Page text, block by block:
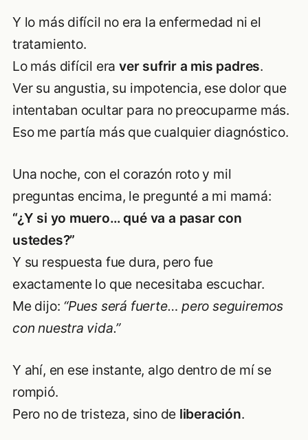
Y lo más difícil no era la enfermedad ni el
tratamiento.
Lo más difícil era ver sufrir a mis padres.
Ver su angustia, su impotencia, ese dolor que
intentaban ocultar para no preocuparme más.
Eso me partía más que cualquier diagnóstico.
Una noche, con el corazón roto y mil
preguntas encima, le pregunté a mi mamá:
“¿Y si yo muero… qué va a pasar con
ustedes?”
Y su respuesta fue dura, pero fue
exactamente lo que necesitaba escuchar.
Me dijo: “Pues será fuerte… pero seguiremos
con nuestra vida.”
Y ahí, en ese instante, algo dentro de mí se
rompió.
Pero no de tristeza, sino de liberación.